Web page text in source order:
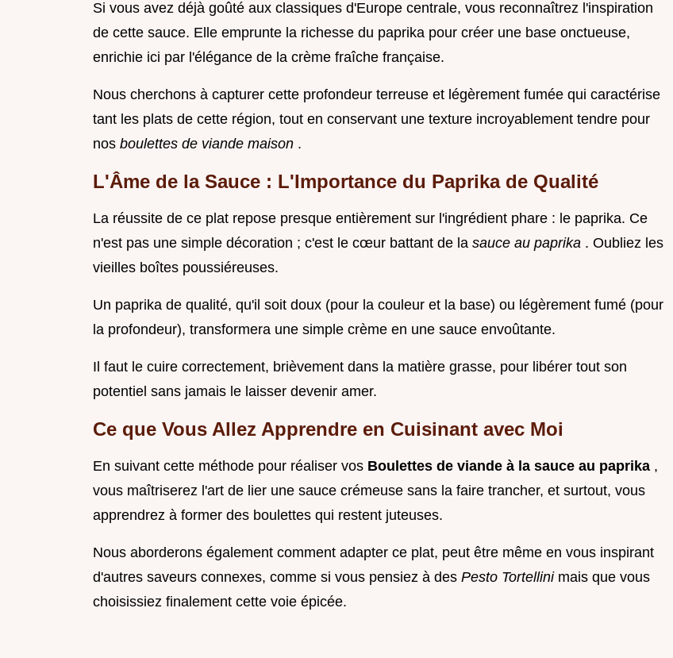
Si vous avez déjà goûté aux classiques d'Europe centrale, vous reconnaîtrez l'inspiration
de cette sauce. Elle emprunte la richesse du paprika pour créer une base onctueuse,
enrichie ici par l'élégance de la crème fraîche française.
Nous cherchons à capturer cette profondeur terreuse et légèrement fumée qui caractérise
tant les plats de cette région, tout en conservant une texture incroyablement tendre pour
nos boulettes de viande maison .
L'Âme de la Sauce : L'Importance du Paprika de Qualité
La réussite de ce plat repose presque entièrement sur l'ingrédient phare : le paprika. Ce
n'est pas une simple décoration ; c'est le cœur battant de la sauce au paprika . Oubliez les
vieilles boîtes poussiéreuses.
Un paprika de qualité, qu'il soit doux (pour la couleur et la base) ou légèrement fumé (pour
la profondeur), transformera une simple crème en une sauce envoûtante.
Il faut le cuire correctement, brièvement dans la matière grasse, pour libérer tout son
potentiel sans jamais le laisser devenir amer.
Ce que Vous Allez Apprendre en Cuisinant avec Moi
En suivant cette méthode pour réaliser vos Boulettes de viande à la sauce au paprika ,
vous maîtriserez l'art de lier une sauce crémeuse sans la faire trancher, et surtout, vous
apprendrez à former des boulettes qui restent juteuses.
Nous aborderons également comment adapter ce plat, peut être même en vous inspirant
d'autres saveurs connexes, comme si vous pensiez à des Pesto Tortellini mais que vous
choisissiez finalement cette voie épicée.